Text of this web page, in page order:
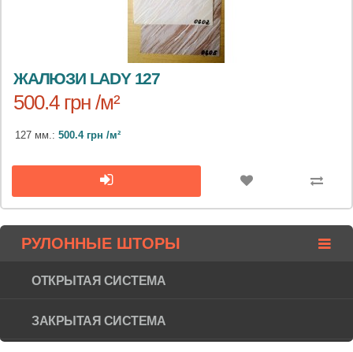
ЖАЛЮЗИ LADY 127
500.4 грн /м²
127 мм.: 500.4 грн /м²
РУЛОННЫЕ ШТОРЫ
ОТКРЫТАЯ СИСТЕМА
ЗАКРЫТАЯ СИСТЕМА